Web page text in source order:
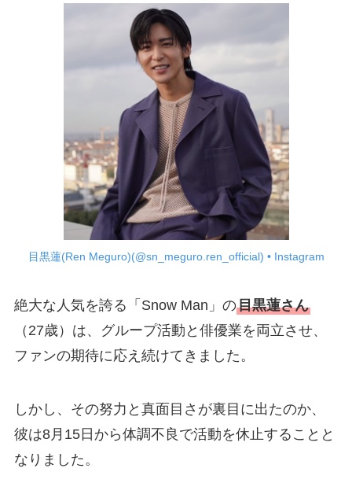
目黒蓮(Ren Meguro)(@sn_meguro.ren_official) • Instagram
絶大な人気を誇る「Snow Man」の目黒蓮さん
（27歳）は、グループ活動と俳優業を両立させ、
ファンの期待に応え続けてきました。
しかし、その努力と真面目さが裏目に出たのか、
彼は8月15日から体調不良で活動を休止することと
なりました。